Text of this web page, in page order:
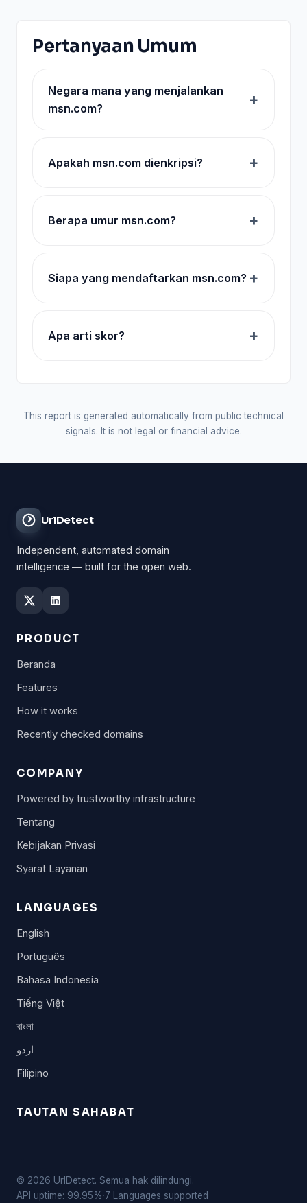
Pertanyaan Umum
Negara mana yang menjalankan
msn.com?
Apakah msn.com dienkripsi?
Berapa umur msn.com?
Siapa yang mendaftarkan msn.com?
Apa arti skor?
This report is generated automatically from public technical
signals. It is not legal or financial advice.
UrlDetect
Independent, automated domain
intelligence — built for the open web.
PRODUCT
Beranda
Features
How it works
Recently checked domains
COMPANY
Powered by trustworthy infrastructure
Tentang
Kebijakan Privasi
Syarat Layanan
LANGUAGES
English
Português
Bahasa Indonesia
Tiếng Việt
বাংলা
اردو
Filipino
TAUTAN SAHABAT
© 2026 UrlDetect. Semua hak dilindungi.
API uptime: 99.95%·7 Languages supported